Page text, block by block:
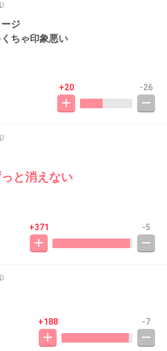
]
ジ
ちゃ印象悪い
+20 -26
]
と消えない
+371 -5
]
+188 -7